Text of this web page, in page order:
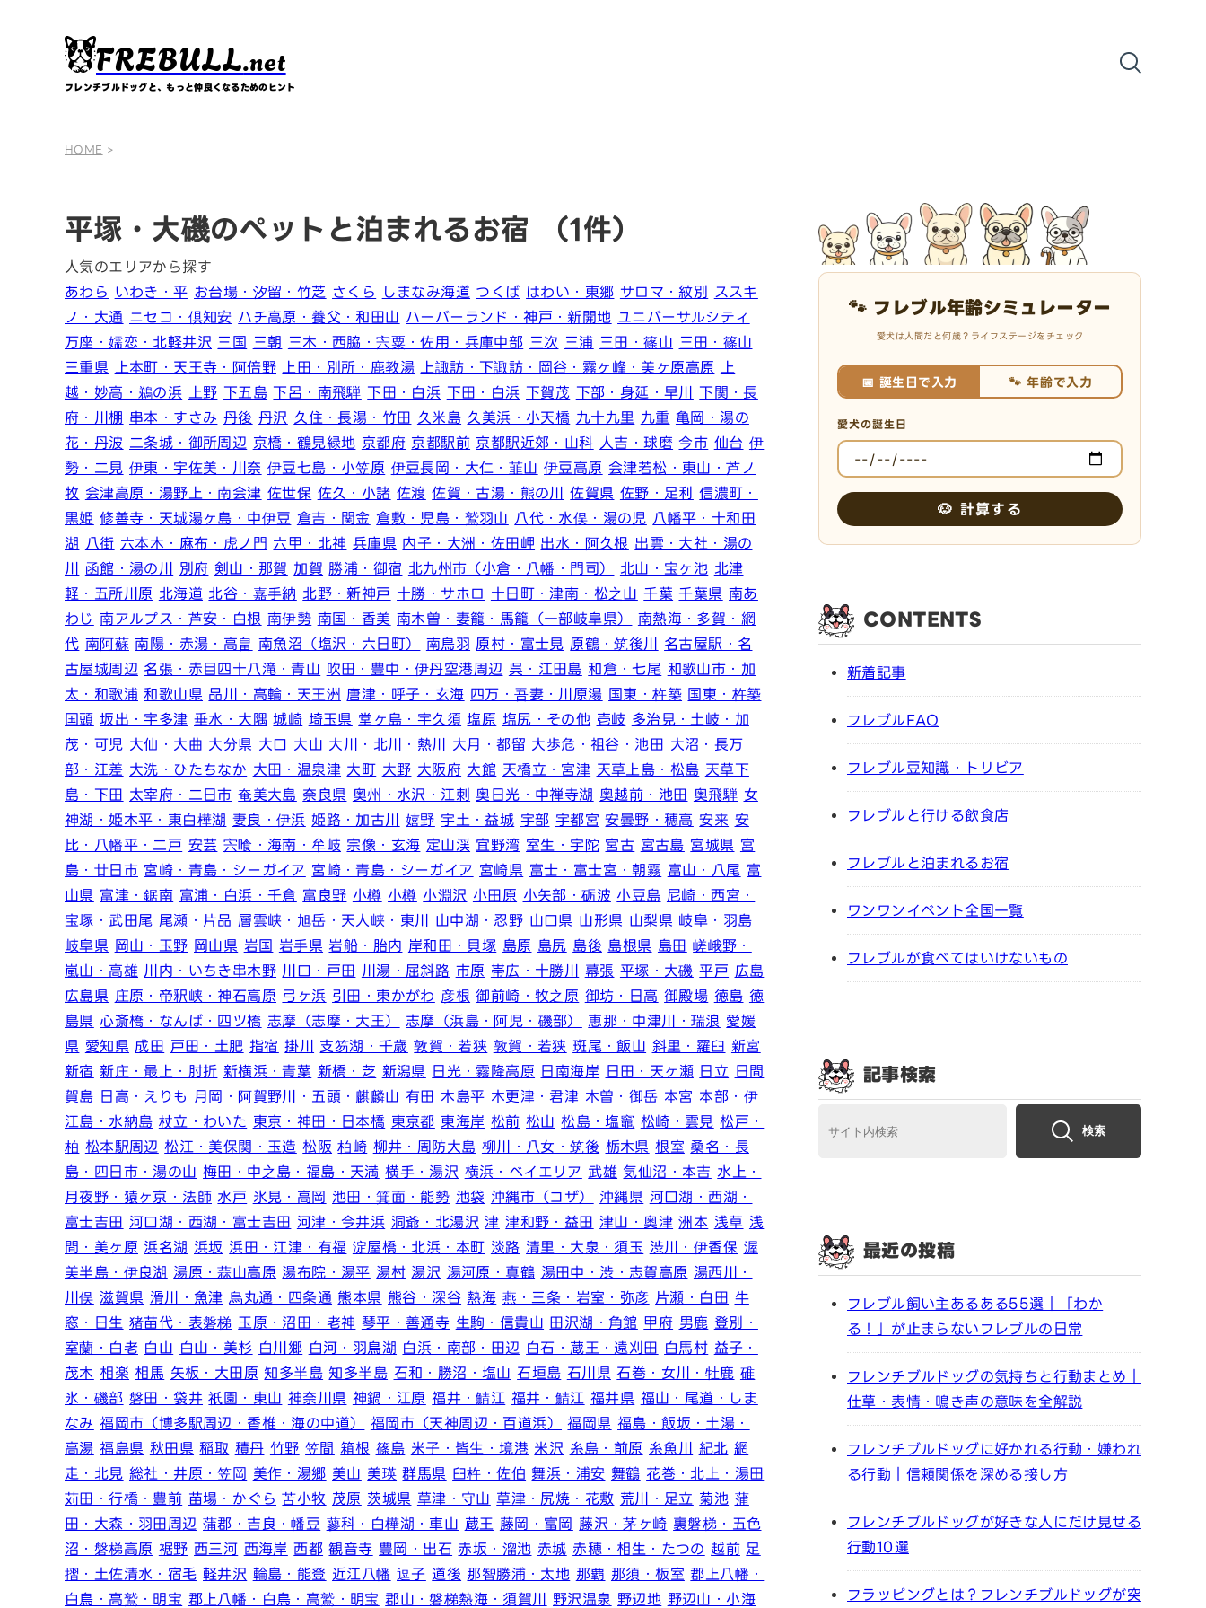
FREBULL.net
フレンチブルドッグと、もっと仲良くなるためのヒント
HOME >
平塚・大磯のペットと泊まれるお宿 （1件）
人気のエリアから探す
あわら いわき・平 お台場・汐留・竹芝 さくら しまなみ海道 つくば はわい・東郷 サロマ・紋別
ススキ
ノ・大通 ニセコ・倶知安 ハチ高原・養父・和田山 ハーバーランド・神戸・新開地 ユニバーサルシティ
万座・嬬恋・北軽井沢 三国 三朝 三木・西脇・宍粟・佐用・兵庫中部 三次 三浦 三田・篠山 三田・篠山
三重県
上本町・天王寺・阿倍野 上田・別所・鹿教湯 上諏訪・下諏訪・岡谷・霧ヶ峰・美ヶ原高原
上
越・妙高・鵜の浜
上野 下五島 下呂・南飛騨 下田・白浜 下田・白浜 下賀茂 下部・身延・早川
下関・長
府・川棚 串本・すさみ 丹後 丹沢 久住・長湯・竹田 久米島 久美浜・小天橋 九十九里 九重 亀岡・湯の
花・丹波 二条城・御所周辺 京橋・鶴見緑地 京都府 京都駅前 京都駅近郊・山科 人吉・球磨 今市 仙台 伊
勢・二見 伊東・宇佐美・川奈 伊豆七島・小笠原 伊豆長岡・大仁・韮山 伊豆高原 会津若松・東山・芦ノ
牧 会津高原・湯野上・南会津 佐世保 佐久・小諸 佐渡 佐賀・古湯・熊の川 佐賀県 佐野・足利
信濃町・
黒姫 修善寺・天城湯ヶ島・中伊豆 倉吉・関金 倉敷・児島・鷲羽山 八代・水俣・湯の児 八幡平・十和田
湖 八街 六本木・麻布・虎ノ門 六甲・北神 兵庫県 内子・大洲・佐田岬 出水・阿久根 出雲・大社・湯の
川
函館・湯の川 別府 剣山・那賀 加賀 勝浦・御宿 北九州市（小倉・八幡・門司） 北山・宝ヶ池 北津
軽・五所川原 北海道 北谷・嘉手納 北野・新神戸 十勝・サホロ 十日町・津南・松之山 千葉 千葉県 南あ
わじ 南アルプス・芦安・白根 南伊勢 南国・香美 南木曽・妻籠・馬籠（一部岐阜県）
南熱海・多賀・網
代 南阿蘇 南陽・赤湯・高畠 南魚沼（塩沢・六日町） 南鳥羽 原村・富士見 原鶴・筑後川
名古屋駅・名
古屋城周辺 名張・赤目四十八滝・青山 吹田・豊中・伊丹空港周辺 呉・江田島 和倉・七尾 和歌山市・加
太・和歌浦 和歌山県 品川・高輪・天王洲 唐津・呼子・玄海 四万・吾妻・川原湯 国東・杵築 国東・杵築
国頭 坂出・宇多津 垂水・大隅 城崎 埼玉県 堂ヶ島・宇久須 塩原 塩尻・その他 壱岐 多治見・土岐・加
茂・可児 大仙・大曲 大分県 大口 大山 大川・北川・熱川 大月・都留 大歩危・祖谷・池田 大沼・長万
部・江差 大洗・ひたちなか 大田・温泉津 大町 大野 大阪府 大館 天橋立・宮津 天草上島・松島 天草下
島・下田 太宰府・二日市 奄美大島 奈良県 奥州・水沢・江刺 奥日光・中禅寺湖 奥越前・池田 奥飛騨 女
神湖・姫木平・東白樺湖 妻良・伊浜 姫路・加古川 嬉野 宇土・益城 宇部 宇都宮 安曇野・穂高 安来 安
比・八幡平・二戸 安芸 宍喰・海南・牟岐 宗像・玄海 定山渓 宜野湾 室生・宇陀 宮古 宮古島 宮城県 宮
島・廿日市 宮崎・青島・シーガイア 宮崎・青島・シーガイア 宮崎県 富士・富士宮・朝霧 富山・八尾 富
山県 富津・鋸南 富浦・白浜・千倉 富良野 小樽 小樽 小淵沢 小田原 小矢部・砺波 小豆島 尼崎・西宮・
宝塚・武田尾 尾瀬・片品 層雲峡・旭岳・天人峡・東川 山中湖・忍野 山口県 山形県 山梨県 岐阜・羽島
岐阜県 岡山・玉野 岡山県 岩国 岩手県 岩船・胎内 岸和田・貝塚 島原 島尻 島後 島根県 島田 嵯峨野・
嵐山・高雄 川内・いちき串木野 川口・戸田 川湯・屈斜路 市原 帯広・十勝川 幕張 平塚・大磯 平戸 広島
広島県 庄原・帝釈峡・神石高原 弓ヶ浜 引田・東かがわ 彦根 御前崎・牧之原 御坊・日高 御殿場 徳島 徳
島県 心斎橋・なんば・四ツ橋 志摩（志摩・大王） 志摩（浜島・阿児・磯部） 恵那・中津川・瑞浪 愛媛
県 愛知県 成田 戸田・土肥 指宿 掛川 支笏湖・千歳 敦賀・若狭 敦賀・若狭 斑尾・飯山 斜里・羅臼 新宮
新宿 新庄・最上・肘折 新横浜・青葉 新橋・芝 新潟県 日光・霧降高原 日南海岸 日田・天ヶ瀬 日立 日間
賀島 日高・えりも 月岡・阿賀野川・五頭・麒麟山 有田 木島平 木更津・君津 木曽・御岳 本宮 本部・伊
江島・水納島 杖立・わいた 東京・神田・日本橋 東京都 東海岸 松前 松山 松島・塩竈 松崎・雲見 松戸・
柏 松本駅周辺 松江・美保関・玉造 松阪 柏崎 柳井・周防大島 柳川・八女・筑後 栃木県 根室 桑名・長
島・四日市・湯の山 梅田・中之島・福島・天満 横手・湯沢 横浜・ベイエリア 武雄 気仙沼・本吉 水上・
月夜野・猿ヶ京・法師 水戸 氷見・高岡 池田・箕面・能勢 池袋 沖縄市（コザ） 沖縄県 河口湖・西湖・
富士吉田 河口湖・西湖・富士吉田 河津・今井浜 洞爺・北湯沢 津 津和野・益田 津山・奥津 洲本 浅草 浅
間・美ヶ原 浜名湖 浜坂 浜田・江津・有福 淀屋橋・北浜・本町 淡路 清里・大泉・須玉 渋川・伊香保 渥
美半島・伊良湖 湯原・蒜山高原 湯布院・湯平 湯村 湯沢 湯河原・真鶴 湯田中・渋・志賀高原 湯西川・
川俣 滋賀県 滑川・魚津 烏丸通・四条通 熊本県 熊谷・深谷 熱海 燕・三条・岩室・弥彦 片瀬・白田 牛
窓・日生 猪苗代・表磐梯 玉原・沼田・老神 琴平・善通寺 生駒・信貴山 田沢湖・角館 甲府 男鹿 登別・
室蘭・白老 白山 白山・美杉 白川郷 白河・羽鳥湖 白浜・南部・田辺 白石・蔵王・遠刈田 白馬村 益子・
茂木 相楽 相馬 矢板・大田原 知多半島 知多半島 石和・勝沼・塩山 石垣島 石川県 石巻・女川・牡鹿 碓
氷・磯部 磐田・袋井 祇園・東山 神奈川県 神鍋・江原 福井・鯖江 福井・鯖江 福井県 福山・尾道・しま
なみ 福岡市（博多駅周辺・香椎・海の中道） 福岡市（天神周辺・百道浜） 福岡県 福島・飯坂・土湯・
高湯 福島県 秋田県 稲取 積丹 竹野 笠間 箱根 篠島 米子・皆生・境港 米沢 糸島・前原 糸魚川 紀北 網
走・北見 総社・井原・笠岡 美作・湯郷 美山 美瑛 群馬県 臼杵・佐伯 舞浜・浦安 舞鶴 花巻・北上・湯田
苅田・行橋・豊前 苗場・かぐら 苫小牧 茂原 茨城県 草津・守山 草津・尻焼・花敷 荒川・足立 菊池 蒲
田・大森・羽田周辺 蒲郡・吉良・幡豆 蓼科・白樺湖・車山 蔵王 藤岡・富岡 藤沢・茅ヶ崎 裏磐梯・五色
沼・磐梯高原 裾野 西三河 西海岸 西都 観音寺 豊岡・出石 赤坂・溜池 赤城 赤穂・相生・たつの 越前 足
摺・土佐清水・宿毛 軽井沢 輪島・能登 近江八幡 逗子 道後 那智勝浦・太地 那覇 那須・板室 郡上八幡・
白鳥・高鷲・明宝 郡上八幡・白鳥・高鷲・明宝 郡山・磐梯熱海・須賀川 野沢温泉 野辺地 野辺山・小海
🐾 フレブル年齢シミュレーター
愛犬は人間だと何歳？ライフステージをチェック
📅 誕生日で入力 🐾 年齢で入力
愛犬の誕生日
🐶 計算する
CONTENTS
新着記事
フレブルFAQ
フレブル豆知識・トリビア
フレブルと行ける飲食店
フレブルと泊まれるお宿
ワンワンイベント全国一覧
フレブルが食べてはいけないもの
記事検索
検索
最近の投稿
フレブル飼い主あるある55選｜「わか
る！」が止まらないフレブルの日常
フレンチブルドッグの気持ちと行動まとめ｜
仕草・表情・鳴き声の意味を全解説
フレンチブルドッグに好かれる行動・嫌われ
る行動｜信頼関係を深める接し方
フレンチブルドッグが好きな人にだけ見せる
行動10選
フラッピングとは？フレンチブルドッグが突